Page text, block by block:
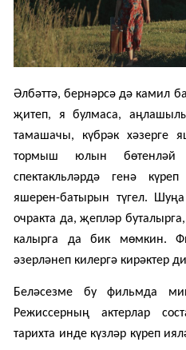
Әлбәттә, бернәрсә дә камил
җитеп, я булмаса,
тамашачы, күбрәк хәзерге
тормыш юлын
спектакльләрдә генә
яшерен-батырын түгел.
очракта да, җепләр
калырга да бик мөмкин.
әзерләнеп килергә кирәктер
Беләсезме бу фильмда
Режиссерның актерлар
тарихта инде күзләр күреп